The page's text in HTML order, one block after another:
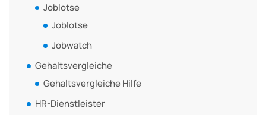
Joblotse
Joblotse
Jobwatch
Gehaltsvergleiche
Gehaltsvergleiche Hilfe
HR-Dienstleister